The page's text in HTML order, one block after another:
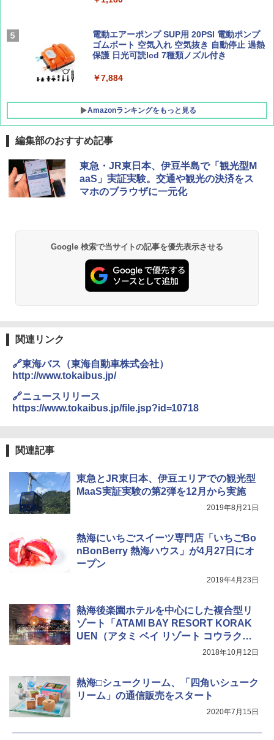
イド ブラックコーティング フルクローズ メ
ッシュ 4人用 簡単設置 ポップアップテント P
ATCW-150B エクルベージュ
￥-
電動エアーポンプ SUP用 20PSI 電動ポンプ
ゴムボート 空気入れ 空気抜き 自動停止 過熱
保護 日光可読lcd 7種類ノズル付き
￥7,884
Amazonランキングをもっと見る
編集部のおすすめ記事
東急・JR東日本、伊豆半島で「観光型M
aaS」実証実験。交通や観光の決済をス
マホのブラウザに一元化
Google 検索で当サイトの記事を優先表示させる
関連リンク
🔗東海バス（東海自動車株式会社）
http://www.tokaibus.jp/
🔗ニュースリリース
https://www.tokaibus.jp/file.jsp?id=10718
関連記事
東急とJR東日本、伊豆エリアでの観光型
MaaS実証実験の第2弾を12月から実施
2019年8月21日
熱海にいちごスイーツ専門店「いちごBo
nBonBerry 熱海ハウス」が4月27日にオ
ープン
2019年4月23日
熱海後楽園ホテルを中心にした複合型リ
ゾート「ATAMI BAY RESORT KORAK
UEN（アタミ ベイ リゾート コウラクエ
ン）」、2019年3月28日開業2018年10月12日
熱海□シュークリーム、「四角いシューク
リーム」の通信販売をスタート
2020年7月15日